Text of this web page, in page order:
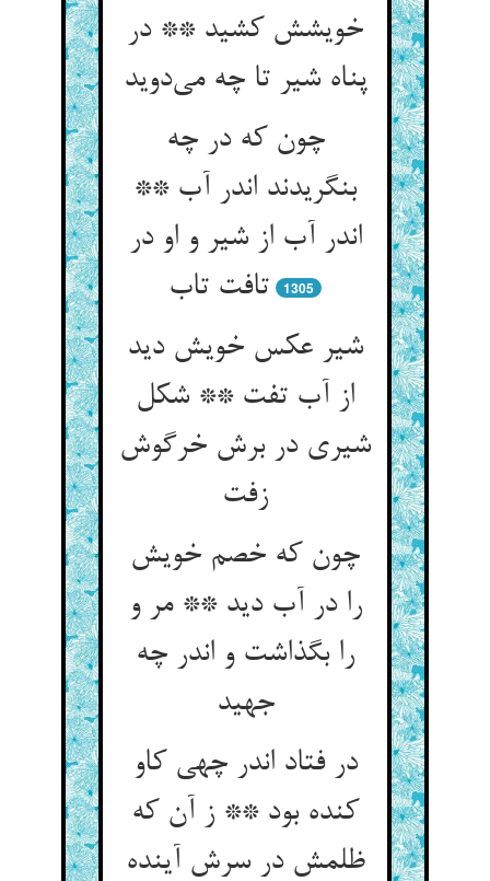
خویشش کشید ** در
پناه شیر تا چه می‌‌دوید
چون که در چه
بنگریدند اندر آب **
اندر آب از شیر و او در
1305
شیر عکس خویش دید
از آب تفت ** شکل
شیری در برش خرگوش
چون که خصم خویش
را در آب دید ** مر و
را بگذاشت و اندر چه
جهید
در فتاد اندر چهی کاو
کنده بود ** ز آن که
ظلمش در سرش آینده